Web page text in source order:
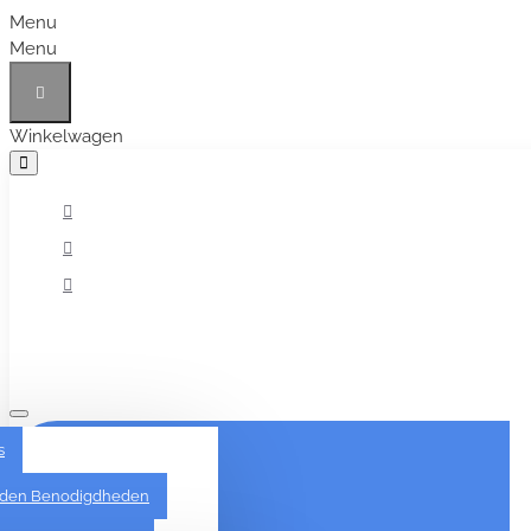
Menu
Menu
Winkelwagen
Alles
Benodigdheden